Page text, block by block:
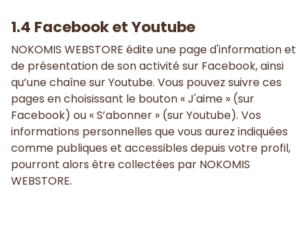
1.4 Facebook et Youtube
NOKOMIS WEBSTORE édite une page d'information et
de présentation de son activité sur Facebook, ainsi
qu’une chaîne sur Youtube. Vous pouvez suivre ces
pages en choisissant le bouton « J'aime » (sur
Facebook) ou « S’abonner » (sur Youtube). Vos
informations personnelles que vous aurez indiquées
comme publiques et accessibles depuis votre profil,
pourront alors être collectées par NOKOMIS
WEBSTORE.